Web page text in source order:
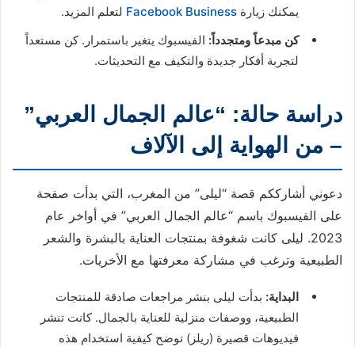
يمكنك زيارة Facebook Business لتعلم المزيد.
كن مبدعاً ومتجدداً: الفيسبوك يتغير باستمرار. كن مستعداً
لتجربة أفكار جديدة والتكيف مع التحديثات.
دراسة حالة: “عالم الجمال العربي”
– من الهواية إلى الآلاف
دعوني أشارككم قصة “ليلى” من المغرب، التي بدأت صفحة
على الفيسبوك باسم “عالم الجمال العربي” في أواخر عام
2023. ليلى كانت شغوفة بمنتجات العناية بالبشرة والشعر
الطبيعية وترغب في مشاركة معرفتها مع الأخريات.
البداية: بدأت ليلى بنشر مراجعات صادقة للمنتجات
الطبيعية، ووصفات منزلية للعناية بالجمال. كانت تنشر
فيديوهات قصيرة (ريلز) توضح كيفية استخدام هذه